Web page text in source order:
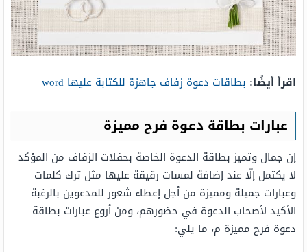
اقرأ أيضًا: بطاقات دعوة زفاف جاهزة للكتابة عليها word
عبارات بطاقة دعوة فرح مميزة
إن جمال وتميز بطاقة الدعوة الخاصة بحفلات الزفاف من المؤكد
لا يكتمل إلّا عند إضافة لمسات رقيقة عليها مثل ترك كلمات
وعبارات جميلة ومميزة من أجل إعطاء شعور للمدعوين بالرغبة
الأكيد لأصحاب الدعوة في حضورهم، ومن أروع عبارات بطاقة
دعوة فرح مميزة م، ما يلي: